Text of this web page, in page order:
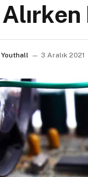
Youthall 3 Aralık 2021